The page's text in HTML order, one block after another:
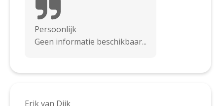
Persoonlijk
Geen informatie beschikbaar...
Erik van Dijk